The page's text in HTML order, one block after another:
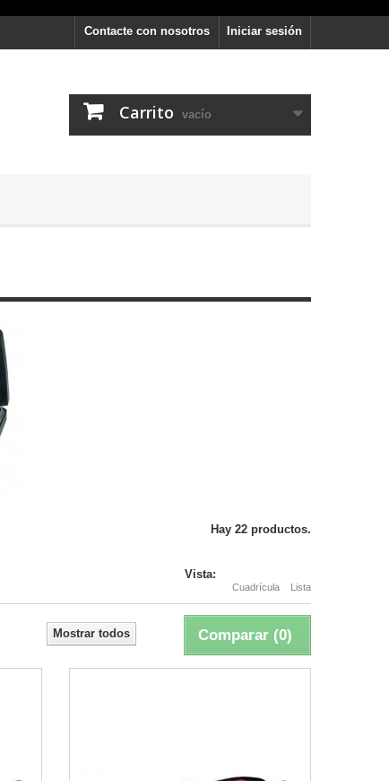
Iniciar sesión
Contacte con nosotros
Carrito vacío
Hay 22 productos.
Vista:
Cuadrícula Lista
Comparar (0)
Mostrar todos